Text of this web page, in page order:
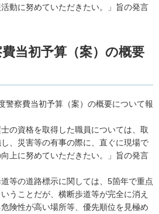
動に努めていただきたい。」旨の発言
当初予算（案）の概要
警察費当初予算（案）の概要について報
の資格を取得した職員については、取
、災害等の有事の際に、直ぐに現場で
上に努めていただきたい。」旨の発言
等の道路標示に関しては、5箇年で重点
うことだが、横断歩道等が完全に消え
険性が高い場所等、優先順位を見極め